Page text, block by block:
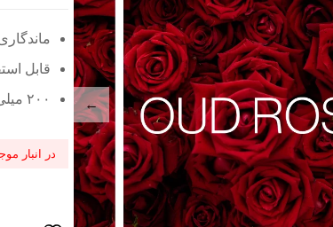
قابل
۲۰۰ میلی لیتر اسانس
در انبار